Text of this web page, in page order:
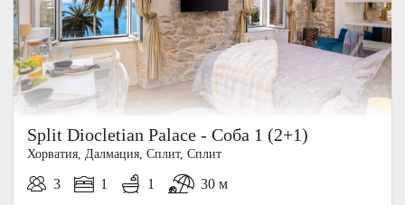
10-15%
Split Diocletian Palace - Соба 1 (2+1)
Хорватия, Далмация, Cплит, Сплит
3 1 1 30 м